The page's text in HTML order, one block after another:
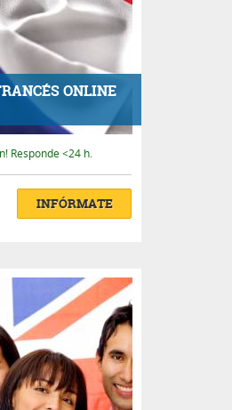
ONLINE
Responde <24 h.
INFÓRMATE